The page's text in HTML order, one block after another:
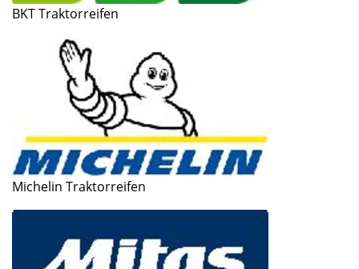
BKT Traktorreifen
Michelin Traktorreifen